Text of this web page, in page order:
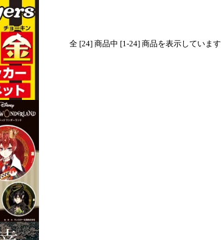
全 [24] 商品中 [1-24] 商品を表示しています